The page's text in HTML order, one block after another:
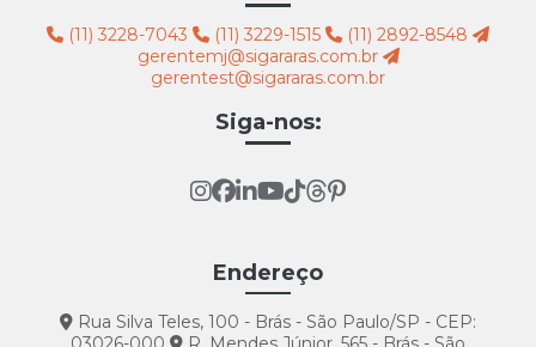
(11) 3228-7043 (11) 3229-1515
(11) 2892-8548
gerentemj@sigararas.com.br
gerentest@sigararas.com.br
Siga-nos:
Endereço
Rua Silva Teles, 100 - Brás - São Paulo/SP - CEP: